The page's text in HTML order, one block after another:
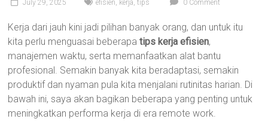
July 29, 2025 efisien, kerja,tips 0 Comment
Kerja dari jauh kini jadi pilihan banyak orang, dan untuk itu
kita perlu menguasai beberapatips kerja efisien,
manajemen waktu, serta memanfaatkan alat bantu
profesional. Semakin banyak kita beradaptasi, semakin
produktif dan nyaman pula kita menjalani rutinitas harian. Di
bawah ini, saya akan bagikan beberapa yang penting untuk
meningkatkan performa kerja di era remote work.